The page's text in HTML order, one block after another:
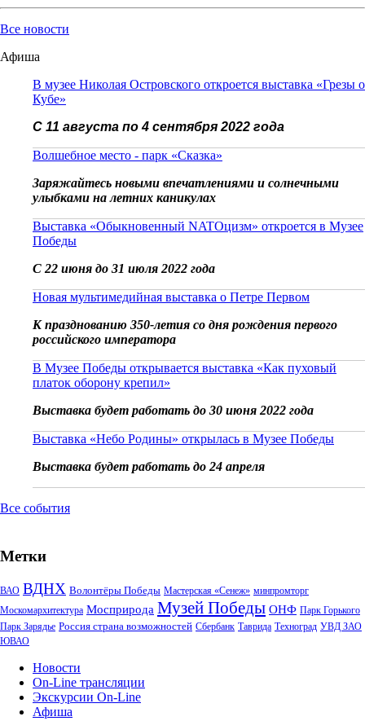
Все новости
Афиша
В музее Николая Островского откроется выставка «Грезы о
Кубе»
С 11 августа по 4 сентября 2022 года
Волшебное место - парк «Сказка»
Заряжайтесь новыми впечатлениями и солнечными
улыбками на летних каникулах
Выставка «Обыкновенный NATOцизм» откроется в Музее
Победы
С 22 июня до 31 июля 2022 года
Новая мультимедийная выставка о Петре Первом
К празднованию 350-летия со дня рождения первого
российского императора
В Музее Победы открывается выставка «Как пуховый
платок оборону крепил»
Выставка будет работать до 30 июня 2022 года
Выставка «Небо Родины» открылась в Музее Победы
Выставка будет работать до 24 апреля
Все события
Метки
ВАО ВДНХ Волонтёры Победы Мастерская «Сенеж» минпромторг
Москомархитектура Мосприрода Музей Победы ОНФ Парк Горького
Парк Зарядье Россия страна возможностей Сбербанк Таврида Техноград УВД ЗАО
ЮВАО
Новости
On-Line трансляции
Экскурсии On-Line
Афиша